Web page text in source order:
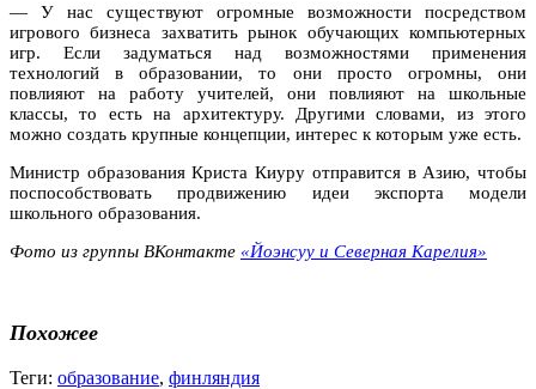
— У нас существуют огромные возможности посредством
игрового бизнеса захватить рынок обучающих компьютерных
игр. Если задуматься над возможностями применения
технологий в образовании, то они просто огромны, они
повлияют на работу учителей, они повлияют на школьные
классы, то есть на архитектуру. Другими словами, из этого
можно создать крупные концепции, интерес к которым уже есть.
Министр образования Криста Киуру отправится в Азию, чтобы
поспособствовать продвижению идеи экспорта модели
школьного образования.
Фото из группы ВКонтакте «Йоэнсуу и Северная Карелия»
Похожее
Теги: образование, финляндия